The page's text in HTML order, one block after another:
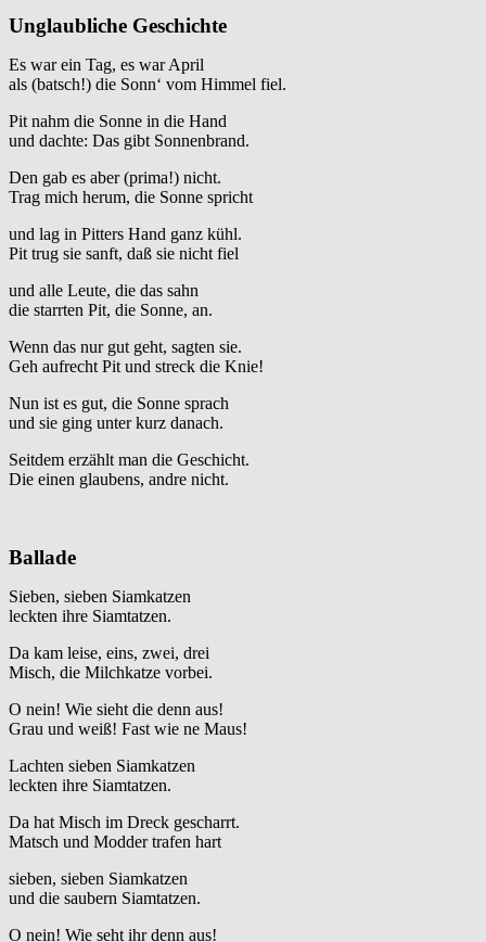
Unglaubliche Geschichte
Es war ein Tag, es war April
als (batsch!) die Sonn‘ vom Himmel fiel.
Pit nahm die Sonne in die Hand
und dachte: Das gibt Sonnenbrand.
Den gab es aber (prima!) nicht.
Trag mich herum, die Sonne spricht
und lag in Pitters Hand ganz kühl.
Pit trug sie sanft, daß sie nicht fiel
und alle Leute, die das sahn
die starrten Pit, die Sonne, an.
Wenn das nur gut geht, sagten sie.
Geh aufrecht Pit und streck die Knie!
Nun ist es gut, die Sonne sprach
und sie ging unter kurz danach.
Seitdem erzählt man die Geschicht.
Die einen glaubens, andre nicht.
Ballade
Sieben, sieben Siamkatzen
leckten ihre Siamtatzen.
Da kam leise, eins, zwei, drei
Misch, die Milchkatze vorbei.
O nein! Wie sieht die denn aus!
Grau und weiß! Fast wie ne Maus!
Lachten sieben Siamkatzen
leckten ihre Siamtatzen.
Da hat Misch im Dreck gescharrt.
Matsch und Modder trafen hart
sieben, sieben Siamkatzen
und die saubern Siamtatzen.
O nein! Wie seht ihr denn aus!